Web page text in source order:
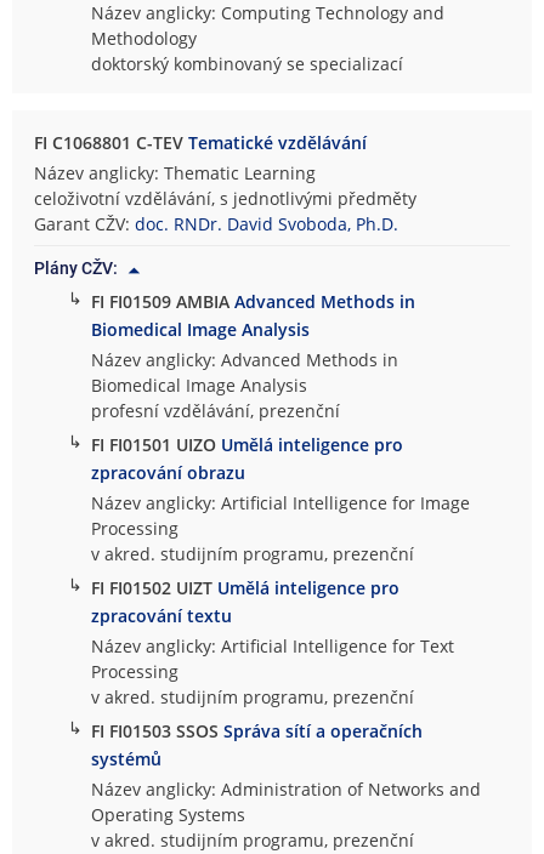
Název anglicky: Computing Technology and
Methodology
doktorský kombinovaný se specializací
FI C1068801 C-TEVTematické vzdělávání
Název anglicky: Thematic Learning
celoživotní vzdělávání, s jednotlivými předměty
Garant CŽV:doc. RNDr. David Svoboda, Ph.D.
Plány CŽV:
↳ FI FI01509 AMBIAAdvanced Methods in
Biomedical Image Analysis
Název anglicky: Advanced Methods in
Biomedical Image Analysis
profesní vzdělávání, prezenční
↳ FI FI01501 UIZO Umělá inteligence pro
zpracování obrazu
Název anglicky: Artificial Intelligence for Image
Processing
v akred. studijním programu, prezenční
↳ FI FI01502 UIZT Umělá inteligence pro
zpracování textu
Název anglicky: Artificial Intelligence for Text
Processing
v akred. studijním programu, prezenční
↳ FI FI01503 SSOSSpráva sítí a operačních
systémů
Název anglicky: Administration of Networks and
Operating Systems
v akred. studijním programu, prezenční